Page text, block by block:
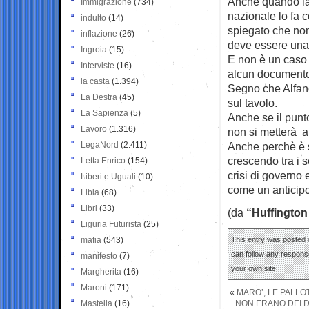
nazionale lo fa
spiegato che
deve essere
E non è un
alcun
Segno che
sul tavolo.
Anche se il
non si metterà
Anche perchè è
crescendo tra i
crisi di governo
come un
(da
This entry was posted
can follow any
your own site.
« MARO’, LE
NON ERANO DEI
Immigrazione (734)
indulto (14)
inflazione (26)
Ingroia (15)
Interviste (16)
la casta (1.394)
La Destra (45)
La Sapienza (5)
Lavoro (1.316)
LegaNord (2.411)
Letta Enrico (154)
Liberi e Uguali (10)
Libia (68)
Libri (33)
Liguria Futurista (25)
mafia (543)
manifesto (7)
Margherita (16)
Maroni (171)
Mastella (16)